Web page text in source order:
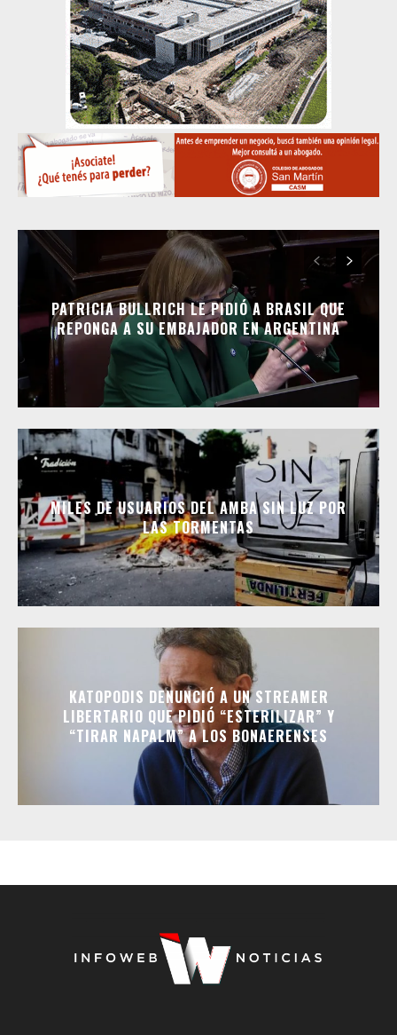
PATRICIA BULLRICH LE PIDIÓ A BRASIL QUE
REPONGA A SU EMBAJADOR EN ARGENTINA
MILES DE USUARIOS DEL AMBA SIN LUZ POR
LAS TORMENTAS
KATOPODIS DENUNCIÓ A UN STREAMER
LIBERTARIO QUE PIDIÓ “ESTERILIZAR” Y
“TIRAR NAPALM” A LOS BONAERENSES